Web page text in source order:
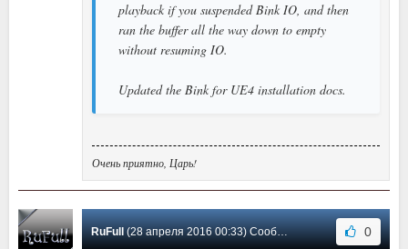
playback if you suspended Bink IO, and then
ran the buffer all the way down to empty
without resuming IO.
Updated the Bink for UE4 installation docs.
Очень приятно, Царь!
RuFull (28 апреля 2016 00:33) Сообщение #52 0